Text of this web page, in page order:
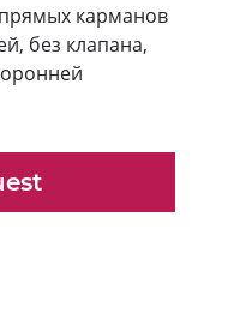
карманов
без клапана,